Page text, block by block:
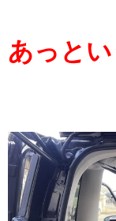
あっとい